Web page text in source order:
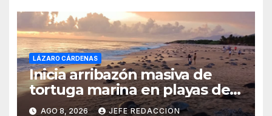
LÁZARO CÁRDENAS
Inicia arribazón masiva de
tortuga marina en playas de
Michoacán
AGO 8, 2026 JEFE REDACCION